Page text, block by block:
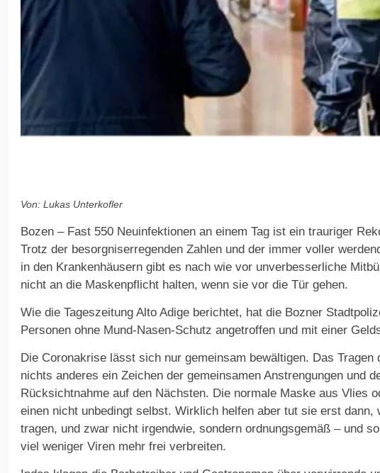
Von: Lukas Unterkofler
Bozen – Fast 550 Neuinfektionen an einem Tag ist ein trauriger
Trotz der besorgniserregenden Zahlen und der immer voller
in den Krankenhäusern gibt es nach wie vor unverbesserliche
nicht an die Maskenpflicht halten, wenn sie vor die Tür gehen.
Wie die Tageszeitung Alto Adige berichtet, hat die Bozner
Personen ohne Mund-Nasen-Schutz angetroffen und mit einer
Die Coronakrise lässt sich nur gemeinsam bewältigen. Das Tragen
nichts anderes ein Zeichen der gemeinsamen Anstrengungen und
Rücksichtnahme auf den Nächsten. Die normale Maske aus Vlies
einen nicht unbedingt selbst. Wirklich helfen aber tut sie erst dann,
tragen, und zwar nicht irgendwie, sondern ordnungsgemäß – und
viel weniger Viren mehr frei verbreiten.